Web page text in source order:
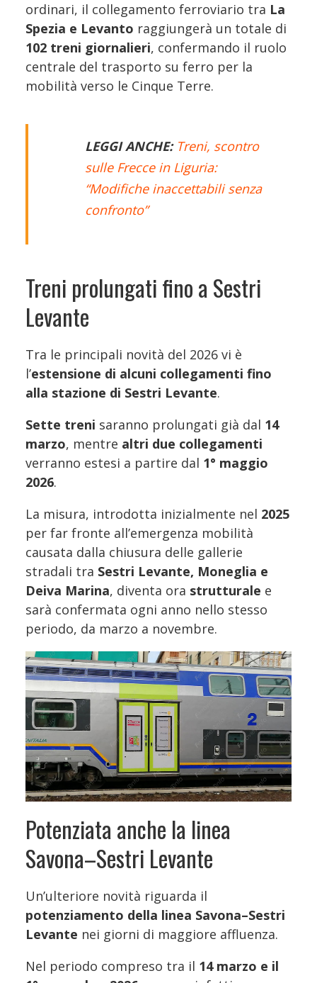
ordinari, il collegamento ferroviario tra La
Spezia e Levanto raggiungerà un totale di
102 treni giornalieri, confermando il ruolo
centrale del trasporto su ferro per la
mobilità verso le Cinque Terre.
LEGGI ANCHE: Treni, scontro
sulle Frecce in Liguria:
“Modifiche inaccettabili senza
confronto”
Treni prolungati fino a Sestri
Levante
Tra le principali novità del 2026 vi è
l’estensione di alcuni collegamenti fino
alla stazione di Sestri Levante.
Sette treni saranno prolungati già dal 14
marzo, mentre altri due collegamenti
verranno estesi a partire dal 1° maggio
2026.
La misura, introdotta inizialmente nel 2025
per far fronte all’emergenza mobilità
causata dalla chiusura delle gallerie
stradali tra Sestri Levante, Moneglia e
Deiva Marina, diventa ora strutturale e
sarà confermata ogni anno nello stesso
periodo, da marzo a novembre.
Potenziata anche la linea
Savona–Sestri Levante
Un’ulteriore novità riguarda il
potenziamento della linea Savona–Sestri
Levante nei giorni di maggiore affluenza.
Nel periodo compreso tra il 14 marzo e il